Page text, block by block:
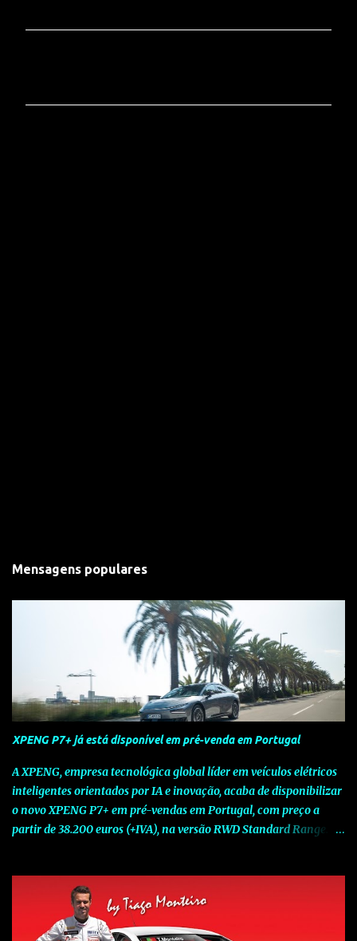
Mensagens populares
XPENG P7+ já está disponível em pré-venda em Portugal
A XPENG, empresa tecnológica global líder em veículos elétricos
inteligentes orientados por IA e inovação, acaba de disponibilizar
o novo XPENG P7+ em pré-vendas em Portugal, com preço a
partir de 38.200 euros (+IVA), na versão RWD Standard Range.
num momento decisivo, em que a indústria automóvel evolui da
mobilidade baseada na potência para a mobilidade baseada na
inteligência. Concebido como um fastback preparado para o